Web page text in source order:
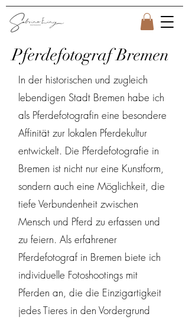
Pferdefotograf Bremen
In der historischen und zugleich
lebendigen Stadt Bremen habe ich
als Pferdefotografin eine besondere
Affinität zur lokalen Pferdekultur
entwickelt. Die Pferdefotografie in
Bremen ist nicht nur eine Kunstform,
sondern auch eine Möglichkeit, die
tiefe Verbundenheit zwischen
Mensch und Pferd zu erfassen und
zu feiern. Als erfahrener
Pferdefotograf in Bremen biete ich
individuelle Fotoshootings mit
Pferden an, die die Einzigartigkeit
jedes Tieres in den Vordergrund